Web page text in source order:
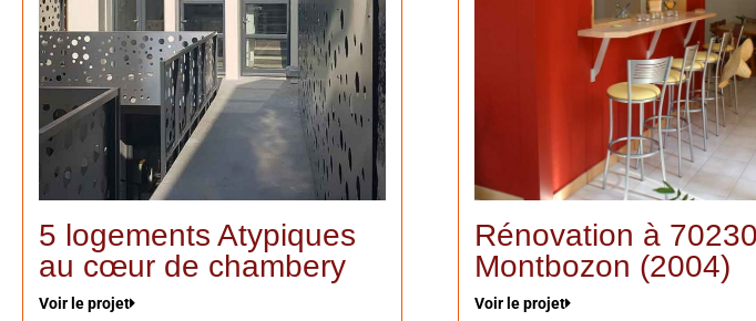
5 logements Atypiques
au cœur de chambery
Voir le projet
Rénovation à 70230
Montbozon (2004)
Voir le projet